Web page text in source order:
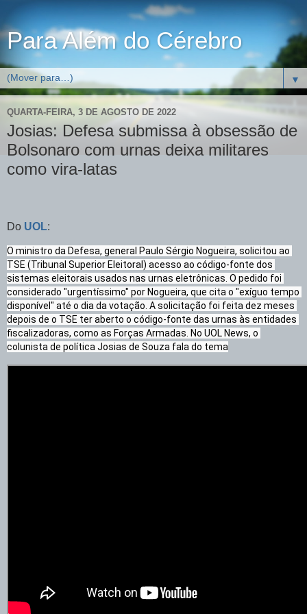
Para Além do Cérebro
▼
QUARTA-FEIRA, 3 DE AGOSTO DE 2022
Josias: Defesa submissa à obsessão de
Bolsonaro com urnas deixa militares
como vira-latas
Do UOL:
O ministro da Defesa, general Paulo Sérgio Nogueira, solicitou ao
TSE (Tribunal Superior Eleitoral) acesso ao código-fonte dos
sistemas eleitorais usados nas urnas eletrônicas. O pedido foi
considerado "urgentíssimo" por Nogueira, que cita o "exíguo tempo
disponível" até o dia da votação. A solicitação foi feita dez meses
depois de o TSE ter aberto o código-fonte das urnas às entidades
fiscalizadoras, como as Forças Armadas. No UOL News, o
colunista de política Josias de Souza fala do tema